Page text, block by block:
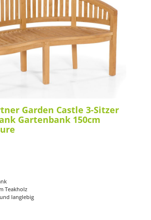
Garden Castle 3-Sitzer
Gartenbank 150cm
Teakholz
langlebig